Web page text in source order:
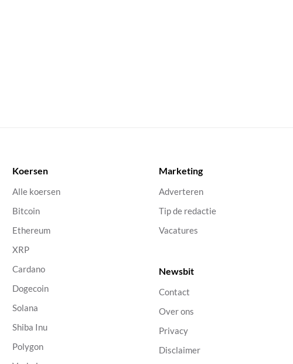
Koersen
Alle koersen
Bitcoin
Ethereum
XRP
Cardano
Dogecoin
Solana
Shiba Inu
Polygon
Marketing
Adverteren
Tip de redactie
Vacatures
Newsbit
Contact
Over ons
Privacy
Disclaimer